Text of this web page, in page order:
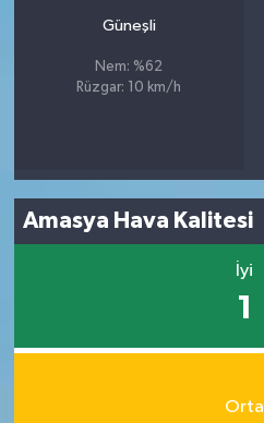
Güneşli
Nem: %62
Rüzgar: 10 km/h
Amasya Hava Kalitesi
İyi
1
Orta